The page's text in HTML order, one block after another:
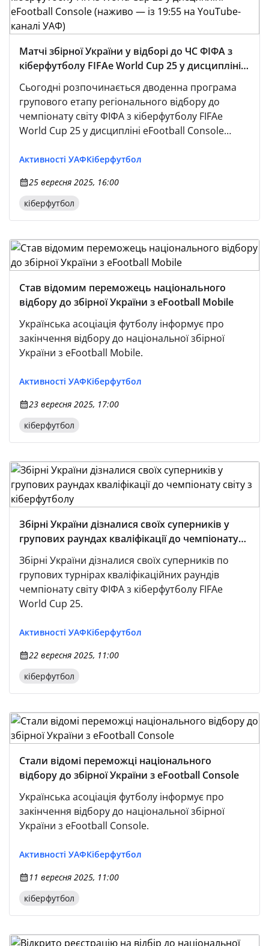
Матчі збірної України у відборі до ЧС ФІФА з
кіберфутболу FIFAe World Cup 25 у дисципліні
eFootball Console (наживо — із 19:55 на
YouTube-каналі УАФ)
Сьогодні розпочинається дводенна програма
групового етапу регіонального відбору до
чемпіонату світу ФІФА з кіберфутболу FIFAe
World Cup 25 у дисципліні eFootball Console
Pro Evolution Soccer).
Активності УАФКіберфутбол
25 вересня 2025, 16:00
кіберфутбол
Став відомим переможець національного
відбору до збірної України з eFootball Mobile
Українська асоціація футболу інформує про
закінчення відбору до національної збірної
України з eFootball Mobile.
Активності УАФКіберфутбол
23 вересня 2025, 17:00
кіберфутбол
Збірні України дізналися своїх суперників у
групових раундах кваліфікації до чемпіонату
світу з кіберфутболу
Збірні України дізналися своїх суперників по
групових турнірах кваліфікаційних раундів
чемпіонату світу ФІФА з кіберфутболу FIFAe
World Cup 25.
Активності УАФКіберфутбол
22 вересня 2025, 11:00
кіберфутбол
Стали відомі переможці національного
відбору до збірної України з eFootball Console
Українська асоціація футболу інформує про
закінчення відбору до національної збірної
України з eFootball Console.
Активності УАФКіберфутбол
11 вересня 2025, 11:00
кіберфутбол